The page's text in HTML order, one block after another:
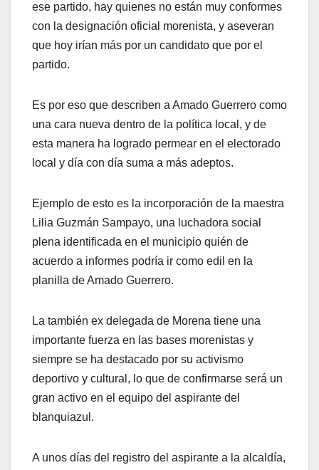
ese partido, hay quienes no están muy conformes
con la designación oficial morenista, y aseveran
que hoy irían más por un candidato que por el
partido.
Es por eso que describen a Amado Guerrero como
una cara nueva dentro de la política local, y de
esta manera ha logrado permear en el electorado
local y día con día suma a más adeptos.
Ejemplo de esto es la incorporación de la maestra
Lilia Guzmán Sampayo, una luchadora social
plena identificada en el municipio quién de
acuerdo a informes podría ir como edil en la
planilla de Amado Guerrero.
La también ex delegada de Morena tiene una
importante fuerza en las bases morenistas y
siempre se ha destacado por su activismo
deportivo y cultural, lo que de confirmarse será un
gran activo en el equipo del aspirante del
blanquiazul.
A unos días del registro del aspirante a la alcaldía,